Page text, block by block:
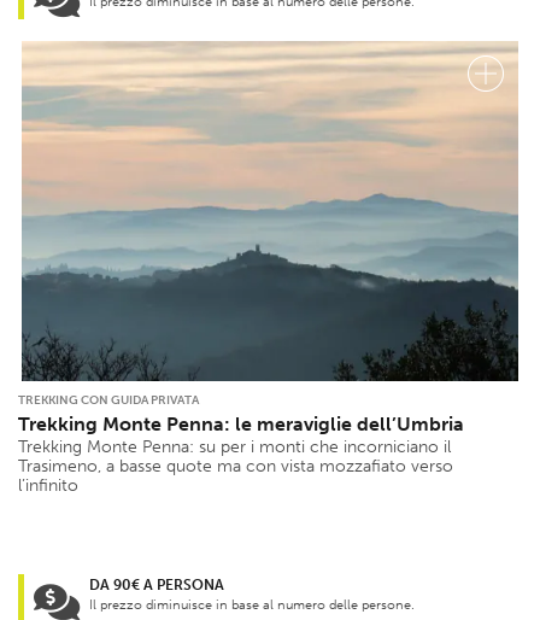
TREKKING CON GUIDA PRIVATA
Trekking Monte Penna: le meraviglie dell’Umbria
Trekking Monte Penna: su per i monti che incorniciano il
Trasimeno, a basse quote ma con vista mozzafiato verso
l’infinito
DA 90€ A PERSONA
Il prezzo diminuisce in base al numero delle persone.